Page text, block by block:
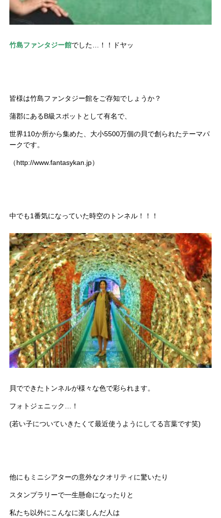
竹島ファンタジー館でした…！！ドヤッ
皆様は竹島ファンタジー館をご存知でしょうか？
蒲郡にあるB級スポットとして有名で、
世界110か所から集めた、大小5500万個の貝で創られたテーマパ
ークです。
（http://www.fantasykan.jp）
中でも1番気になっていた時空のトンネル！！！
貝でできたトンネルが様々な色で彩られます。
フォトジェニック…！
(若い子についていきたくて最近使うようにしてる言葉です笑)
他にもミニシアターの意外なクオリティに驚いたり
スタンプラリーで一生懸命になったりと
私たち以外にこんなに楽しんだ人は